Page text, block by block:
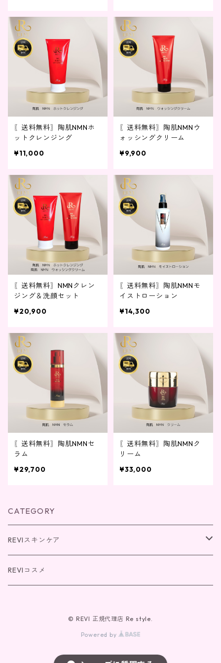
〖送料無料〗陶肌NMNホ
ットクレンジング
¥11,000
〖送料無料〗陶肌NMNウ
ォッシングクリーム
¥9,900
〖送料無料〗NMNクレン
ジング＆洗顔セット
¥20,900
〖送料無料〗陶肌NMNモ
イストローション
¥14,300
〖送料無料〗陶肌NMNセ
ラム
¥29,700
〖送料無料〗陶肌NMNク
リーム
¥33,000
CATEGORY
REVIスキンケア
パーフェクトシリーズ
REVIコスメ
© REVI 正規代理店 Re style.
Powered by